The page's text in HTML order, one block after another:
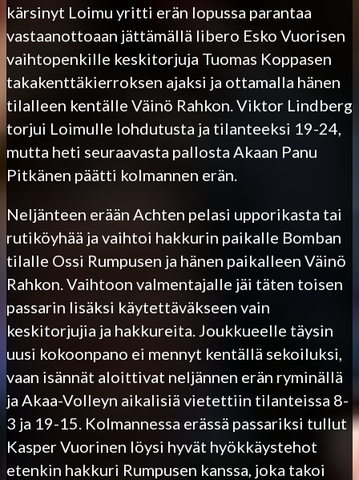
kärsinyt Loimu yritti erän lopussa parantaa
vastaanottoaan jättämällä libero Esko Vuorisen
vaihtopenkille keskitorjuja Tuomas Koppasen
takakenttäkierroksen ajaksi ja ottamalla hänen
tilalleen kentälle Väinö Rahkon. Viktor Lindberg
torjui Loimulle lohdutusta ja tilanteeksi 19-24,
mutta heti seuraavasta pallosta Akaan Panu
Pitkänen päätti kolmannen erän.
Neljänteen erään Achten pelasi upporikasta tai
rutiköyhää ja vaihtoi hakkurin paikalle Bomban
tilalle Ossi Rumpusen ja hänen paikalleen Väinö
Rahkon. Vaihtoon valmentajalle jäi täten toisen
passarin lisäksi käytettäväkseen vain
keskitorjujia ja hakkureita. Joukkueelle täysin
uusi kokoonpano ei mennyt kentällä sekoiluksi,
vaan isännät aloittivat neljännen erän ryminällä
ja Akaa-Volleyn aikalisiä vietettiin tilanteissa 8-
3 ja 19-15. Kolmannessa erässä passariksi tullut
Kasper Vuorinen löysi hyvät hyökkäystehot
etenkin hakkuri Rumpusen kanssa, joka takoi